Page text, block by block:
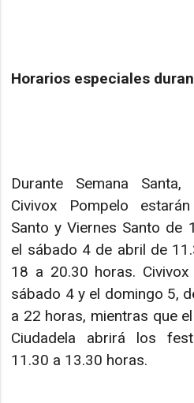
Horarios especiales
Durante Semana
Civivox Pompelo
Santo y Viernes Santo de
el sábado 4 de abril de
18 a 20.30 horas.
sábado 4 y el domingo 5,
a 22 horas, mientras que
Ciudadela abrirá los
11.30 a 13.30 horas.